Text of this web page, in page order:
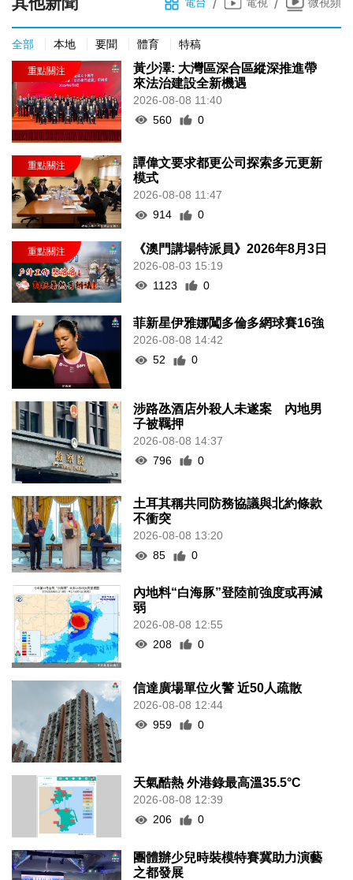
全部 本地 要聞 體育 特稿
黃少澤: 大灣區深合區縱深推進帶
來法治建設全新機遇
2026-08-08 11:40
560
0
譚偉文要求都更公司探索多元更新
模式
2026-08-08 11:47
914
0
《澳門講場特派員》2026年8月3日
2026-08-03 15:19
1123
0
菲新星伊雅娜闖多倫多網球賽16強
2026-08-08 14:42
52
0
涉路氹酒店外殺人未遂案 內地男
子被羈押
2026-08-08 14:37
796
0
土耳其稱共同防務協議與北約條款
不衝突
2026-08-08 13:20
85
0
內地料“白海豚”登陸前強度或再減
弱
2026-08-08 12:55
208
0
信達廣場單位火警 近50人疏散
2026-08-08 12:44
959
0
天氣酷熱 外港錄最高溫35.5°C
2026-08-08 12:39
206
0
團體辦少兒時裝模特賽冀助力演藝
之都發展